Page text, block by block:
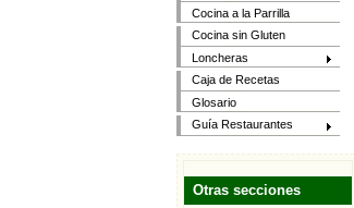
Cocina a la Parrilla
Cocina sin Gluten
Loncheras
Caja de Recetas
Glosario
Guía Restaurantes
Otras secciones